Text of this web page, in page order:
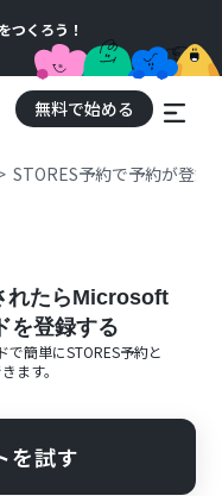
つくろう！
無料で始める
STORES予約で予約が登
れたらMicrosoft
を登録する
で簡単にSTORES予約と
ます。
を試す